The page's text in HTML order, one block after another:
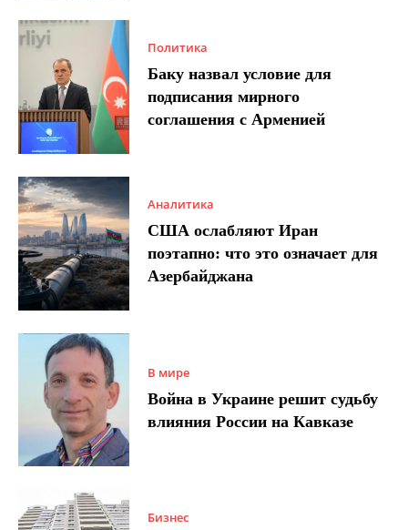
Политика
Баку назвал условие для
подписания мирного
соглашения с Арменией
Аналитика
США ослабляют Иран
поэтапно: что это означает для
Азербайджана
В мире
Война в Украине решит судьбу
влияния России на Кавказе
Бизнес